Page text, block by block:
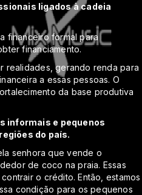
ligados à cadeia
financeiro formal para
financiamento.
realidades, gerando renda para
a essas pessoas. O
da base produtiva
informais e pequenos
do país.
senhora que vende o
de coco na praia. Essas
o crédito. Então, estamos
condição para os pequenos